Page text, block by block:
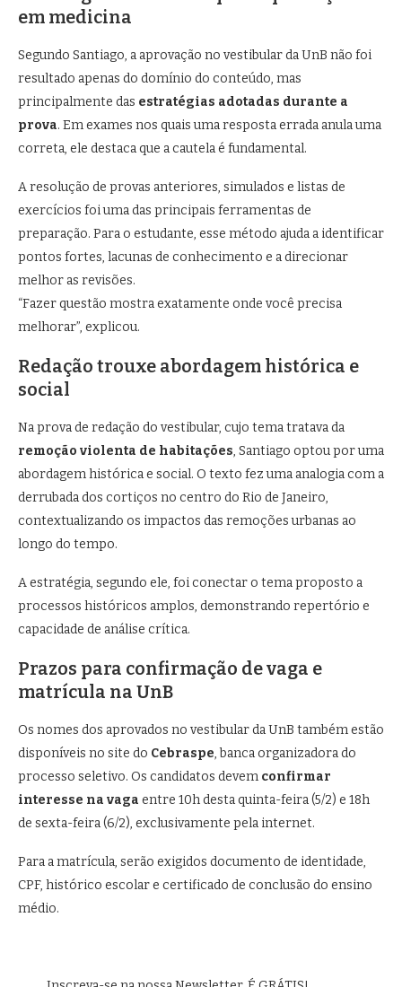
em medicina
Segundo Santiago, a aprovação no vestibular da UnB não foi
resultado apenas do domínio do conteúdo, mas
principalmente das estratégias adotadas durante a
prova. Em exames nos quais uma resposta errada anula uma
correta, ele destaca que a cautela é fundamental.
A resolução de provas anteriores, simulados e listas de
exercícios foi uma das principais ferramentas de
preparação. Para o estudante, esse método ajuda a identificar
pontos fortes, lacunas de conhecimento e a direcionar
melhor as revisões.
“Fazer questão mostra exatamente onde você precisa
melhorar”, explicou.
Redação trouxe abordagem histórica e
social
Na prova de redação do vestibular, cujo tema tratava da
remoção violenta de habitações, Santiago optou por uma
abordagem histórica e social. O texto fez uma analogia com a
derrubada dos cortiços no centro do Rio de Janeiro,
contextualizando os impactos das remoções urbanas ao
longo do tempo.
A estratégia, segundo ele, foi conectar o tema proposto a
processos históricos amplos, demonstrando repertório e
capacidade de análise crítica.
Prazos para confirmação de vaga e
matrícula na UnB
Os nomes dos aprovados no vestibular da UnB também estão
disponíveis no site do Cebraspe, banca organizadora do
processo seletivo. Os candidatos devem confirmar
interesse na vaga entre 10h desta quinta-feira (5/2) e 18h
de sexta-feira (6/2), exclusivamente pela internet.
Para a matrícula, serão exigidos documento de identidade,
CPF, histórico escolar e certificado de conclusão do ensino
médio.